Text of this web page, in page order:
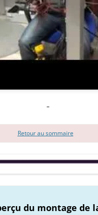
–
Retour au sommaire
du montage